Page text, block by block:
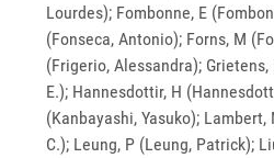
Lourdes); Fombonne, E
(Fonseca, Antonio); Forns, M
(Frigerio, Alessandra); Grietens,
E.); Hannesdottir, H
(Kanbayashi, Yasuko);
C.); Leung, P (Leung, Patrick);